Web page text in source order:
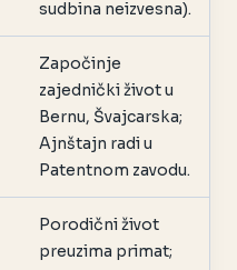
sudbina neizvesna).
Započinje
zajednički život u
Bernu, Švajcarska;
Ajnštajn radi u
Patentnom zavodu.
Porodični život
preuzima primat;